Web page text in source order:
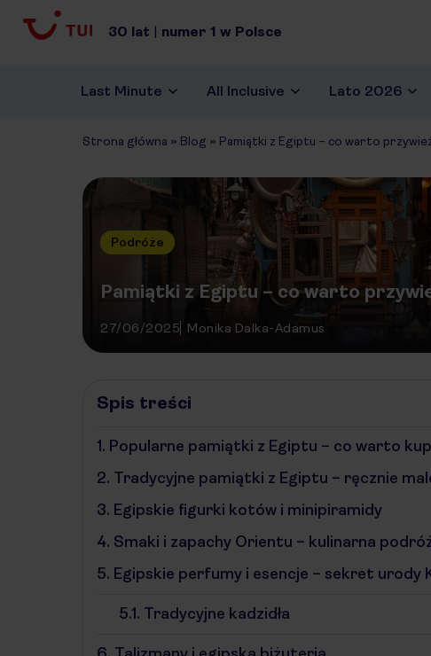
30 lat | numer 1 w Polsce
Last Minute All Inclusive Lato 2026
Strona główna » Blog » Pamiątki z Egiptu – co warto
Podróże
Pamiątki z Egiptu – co warto
27/06/2025 Monika Dalka-Adamus
Spis treści
1. Popularne pamiątki z Egiptu – co warto
2. Tradycyjne pamiątki z Egiptu – ręcznie
3. Egipskie figurki kotów i minipiramidy
4. Smaki i zapachy Orientu – kulinarna
5. Egipskie perfumy i esencje – sekret urody
5.1. Tradycyjne kadzidła